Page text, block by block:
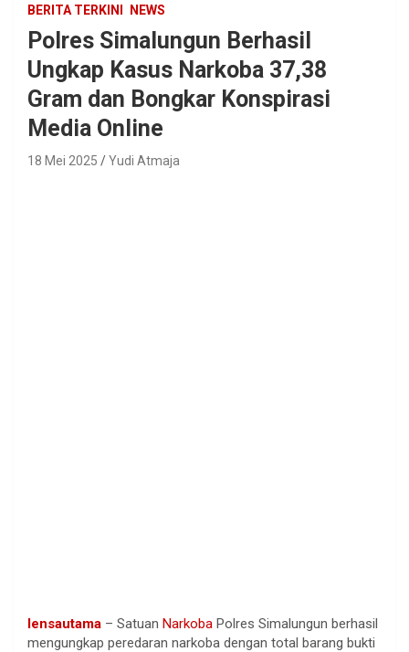
BERITA TERKINI NEWS
Polres Simalungun Berhasil
Ungkap Kasus Narkoba 37,38
Gram dan Bongkar Konspirasi
Media Online
18 Mei 2025 Yudi Atmaja
lensautama – Satuan Narkoba Polres Simalungun berhasil
mengungkap peredaran narkoba dengan total barang bukti